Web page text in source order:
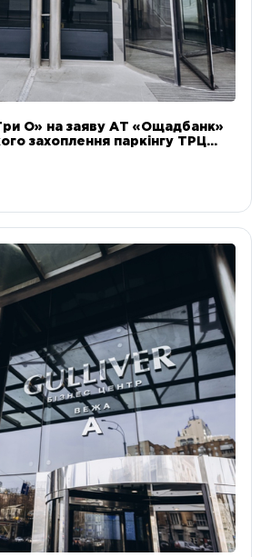
О» на заяву АТ «Ощадбанк»
захоплення паркінгу ТРЦ